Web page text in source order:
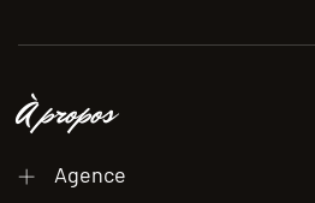
À propos
Agence